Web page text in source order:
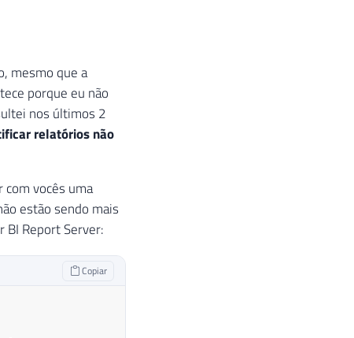
mesmo que a
porque eu não
nos últimos 2
relatórios não
vocês uma
estão sendo mais
BI Report Server:
Copiar